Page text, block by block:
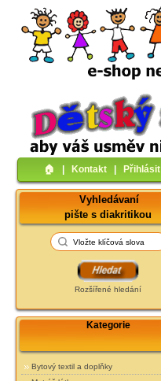
🏠︎ Kontakt Přihlásit
Vyhledávaní
pište s diakritikou
Rozšířené hledání
Kategorie
Bytový textil a doplňky